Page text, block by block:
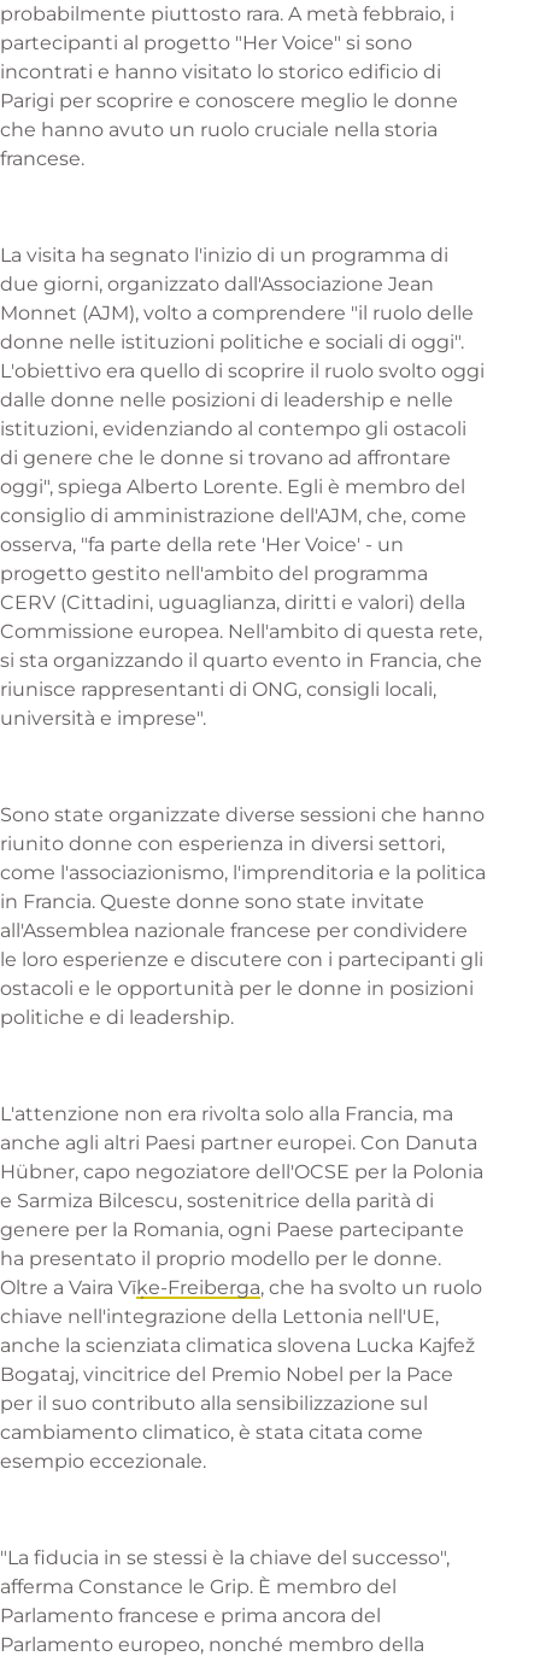
probabilmente piuttosto rara. A metà febbraio, i
partecipanti al progetto "Her Voice" si sono
incontrati e hanno visitato lo storico edificio di
Parigi per scoprire e conoscere meglio le donne
che hanno avuto un ruolo cruciale nella storia
francese.
La visita ha segnato l'inizio di un programma di
due giorni, organizzato dall'Associazione Jean
Monnet (AJM), volto a comprendere "il ruolo delle
donne nelle istituzioni politiche e sociali di oggi".
L'obiettivo era quello di scoprire il ruolo svolto oggi
dalle donne nelle posizioni di leadership e nelle
istituzioni, evidenziando al contempo gli ostacoli
di genere che le donne si trovano ad affrontare
oggi", spiega Alberto Lorente. Egli è membro del
consiglio di amministrazione dell'AJM, che, come
osserva, "fa parte della rete 'Her Voice' - un
progetto gestito nell'ambito del programma
CERV (Cittadini, uguaglianza, diritti e valori) della
Commissione europea. Nell'ambito di questa rete,
si sta organizzando il quarto evento in Francia, che
riunisce rappresentanti di ONG, consigli locali,
università e imprese".
Sono state organizzate diverse sessioni che hanno
riunito donne con esperienza in diversi settori,
come l'associazionismo, l'imprenditoria e la politica
in Francia. Queste donne sono state invitate
all'Assemblea nazionale francese per condividere
le loro esperienze e discutere con i partecipanti gli
ostacoli e le opportunità per le donne in posizioni
politiche e di leadership.
L'attenzione non era rivolta solo alla Francia, ma
anche agli altri Paesi partner europei. Con Danuta
Hübner, capo negoziatore dell'OCSE per la Polonia
e Sarmiza Bilcescu, sostenitrice della parità di
genere per la Romania, ogni Paese partecipante
ha presentato il proprio modello per le donne.
Oltre a Vaira Vīķe-Freiberga, che ha svolto un ruolo
chiave nell'integrazione della Lettonia nell'UE,
anche la scienziata climatica slovena Lucka Kajfež
Bogataj, vincitrice del Premio Nobel per la Pace
per il suo contributo alla sensibilizzazione sul
cambiamento climatico, è stata citata come
esempio eccezionale.
"La fiducia in se stessi è la chiave del successo",
afferma Constance le Grip. È membro del
Parlamento francese e prima ancora del
Parlamento europeo, nonché membro della